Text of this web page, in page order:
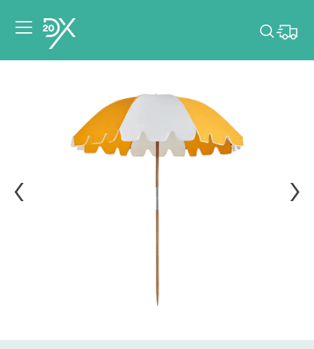
dates de votre
événement.
Choisir mes dates